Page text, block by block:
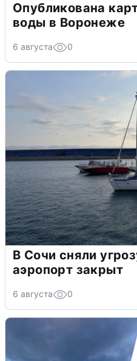
Опубликована
воды в Воронеже
6 августа 0
В Сочи сняли
аэропорт закрыт
6 августа 0